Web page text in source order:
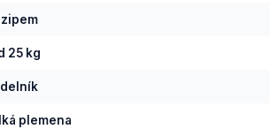
zipem
25 kg
plemena